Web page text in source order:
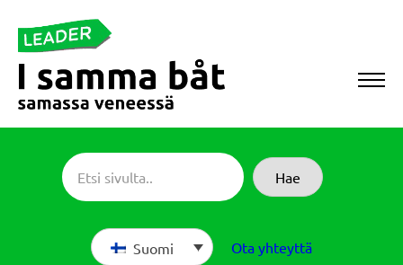
suoraan
sisältöön
Sameboat
Hae
Ota yhteyttä
Suomi